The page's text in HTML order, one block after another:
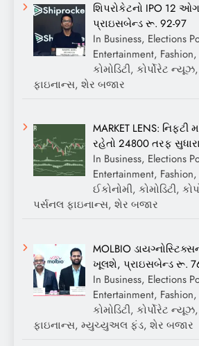
શિપરોકેટનો IPO 12
પ્રાઇસબેન્ડ રૂ. 92-97
In Business, Elections
Entertainment,
કોમોડિટી, કોર્પોરેટ
ફાઇનાન્સ, શેર બજાર
MARKET LENS:
રહેતો 24800 તરફ
In Business, Elections
Entertainment,
ઈકોનોમી, કોમોડિટી,
પર્સનલ ફાઇનાન્સ, શેર બજાર
MOLBIO
ખૂલશે, પ્રાઇસબેન્ડ રૂ.
In Business, Elections
Entertainment,
કોમોડિટી, કોર્પોરેટ
ફાઇનાન્સ, મ્યુચ્યુઅલ ફંડ, શેર બજાર